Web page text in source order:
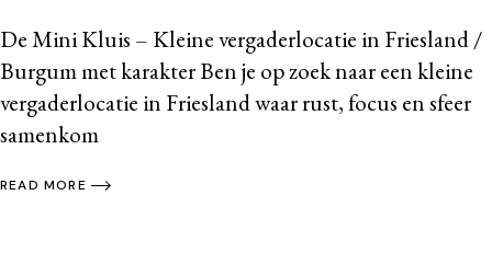
De Mini Kluis – Kleine vergaderlocatie in Friesland /
Burgum met karakter Ben je op zoek naar een kleine
vergaderlocatie in Friesland waar rust, focus en sfeer
samenkom
READ MORE